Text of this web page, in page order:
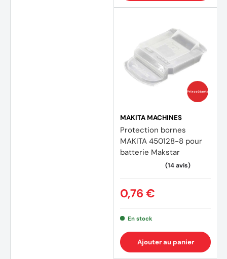
Prix coûtants
MAKITA MACHINES
Protection bornes
MAKITA 450128-8 pour
batterie Makstar
0,76 €
En stock
Ajouter au panier